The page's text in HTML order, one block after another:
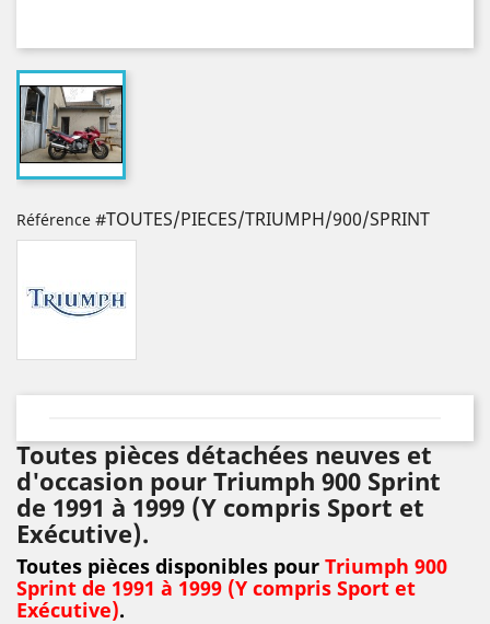
Référence #TOUTES/PIECES/TRIUMPH/900/SPRINT
Toutes pièces détachées neuves et
d'occasion pour Triumph 900 Sprint
de 1991 à 1999 (Y compris Sport et
Exécutive).
Toutes pièces disponibles pour Triumph 900
Sprint de 1991 à 1999 (Y compris Sport et
Exécutive).